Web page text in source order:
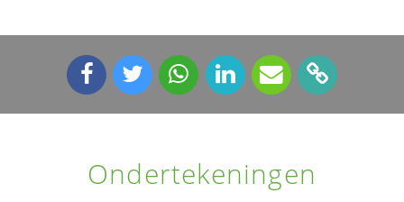
Ondertekeningen